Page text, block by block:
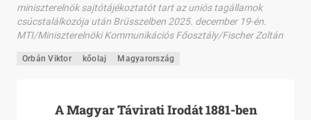
miniszterelnök sajtótájékoztatót tart az uniós tagállamok
csúcstalálkozója után Brüsszelben 2025. december 19-én.
MTI/Miniszterelnöki Kommunikációs Főosztály/Fischer Zoltán
Orbán Viktor kőolaj Magyarország
A Magyar Távirati Irodát 1881-ben